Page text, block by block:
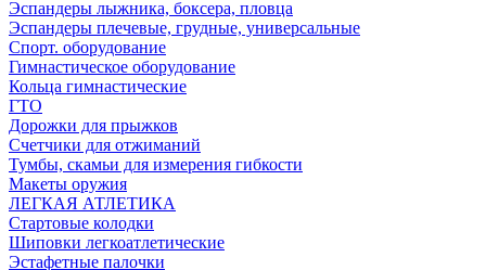
Эспандеры лыжника, боксера, пловца
Эспандеры плечевые, грудные, универсальные
Спорт. оборудование
Гимнастическое оборудование
Кольца гимнастические
ГТО
Дорожки для прыжков
Счетчики для отжиманий
Тумбы, скамьи для измерения гибкости
Макеты оружия
ЛЕГКАЯ АТЛЕТИКА
Стартовые колодки
Шиповки легкоатлетические
Эстафетные палочки